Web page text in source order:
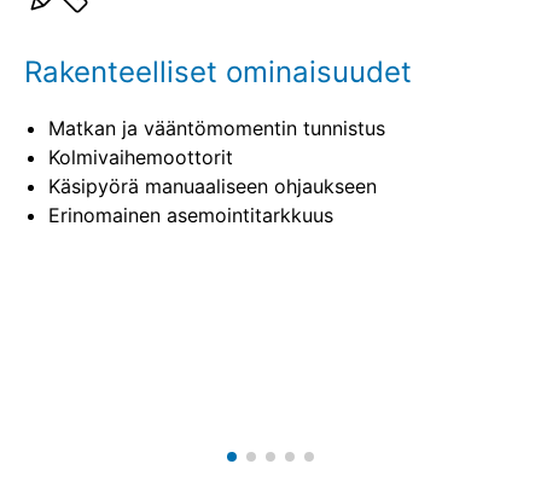
Rakenteelliset ominaisuudet
Matkan ja vääntömomentin tunnistus
Kolmivaihemoottorit
Käsipyörä manuaaliseen ohjaukseen
Erinomainen asemointitarkkuus